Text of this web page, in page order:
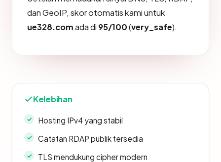
dan GeoIP, skor otomatis kami untuk
ue328.comada di 95/100(very_safe).
Kelebihan
Hosting IPv4 yang stabil
Catatan RDAP publik tersedia
TLS mendukung cipher modern